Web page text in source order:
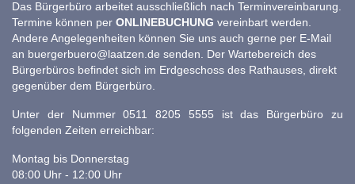
Das Bürgerbüro arbeitet ausschließlich nach Terminvereinbarung.
Termine können per ONLINEBUCHUNG vereinbart werden.
Andere Angelegenheiten können Sie uns auch gerne per E-Mail
an buergerbuero@laatzen.de senden. Der Wartebereich des
Bürgerbüros befindet sich im Erdgeschoss des Rathauses, direkt
gegenüber dem Bürgerbüro.
Unter der Nummer 0511 8205 5555 ist das Bürgerbüro zu
folgenden Zeiten erreichbar:
Montag bis Donnerstag
08:00 Uhr - 12:00 Uhr